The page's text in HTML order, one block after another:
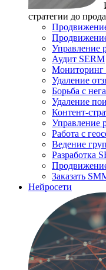
стратегии до
Управление
Аудит SERM
Мониторинг
Удаление
Борьба с
Удаление
Контент-
Управление
Работа с
Ведение
Разработка
Заказать
Нейросети